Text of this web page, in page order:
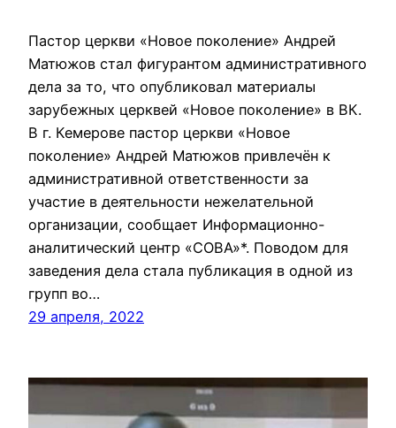
Пастор церкви «Новое поколение» Андрей
Матюжов стал фигурантом административного
дела за то, что опубликовал материалы
зарубежных церквей «Новое поколение» в ВК.
В г. Кемерове пастор церкви «Новое
поколение» Андрей Матюжов привлечён к
административной ответственности за
участие в деятельности нежелательной
организации, сообщает Информационно-
аналитический центр «СОВА»*. Поводом для
заведения дела стала публикация в одной из
групп во…
29 апреля, 2022